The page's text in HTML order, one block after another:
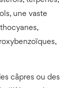
une vaste
câpres ou des